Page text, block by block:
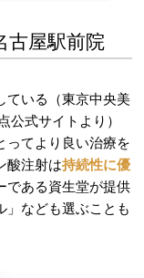
屋駅前院
ている（東京中央美
公式サイトより）
ってより良い治療を
酸注射は持続性に優
である資生堂が提供
」なども選ぶことも